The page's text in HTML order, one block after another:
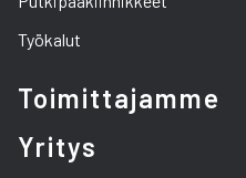
Työkalut
Toimittajamme
Yritys